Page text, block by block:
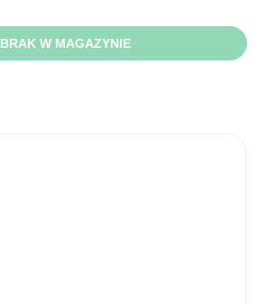
BRAK W MAGAZYNIE